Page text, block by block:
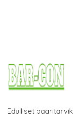
Edulliset